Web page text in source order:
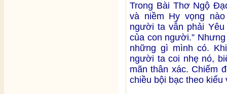
Trong Bài Thơ Ngộ
và niềm Hy vọng
người ta vẫn phải
của con người.”
những gì mình có.
người ta coi nhẹ nó,
mãn thân xác. Chiếm
chiều bội bạc theo kiểu